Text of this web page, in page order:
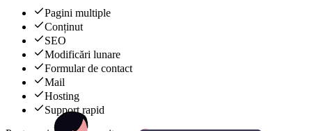
Pagini multiple
Conținut
SEO
Modificări lunare
Formular de contact
Mail
Hosting
Support rapid